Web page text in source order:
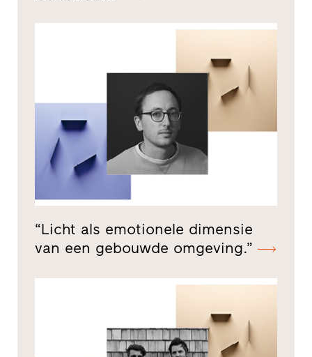
“Licht als emotionele dimensie
van een gebouwde omgeving.”